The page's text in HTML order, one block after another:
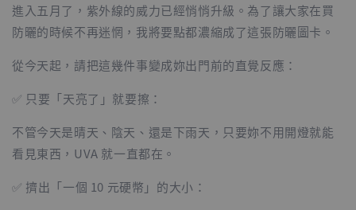
進入五月了，紫外線的威力已經悄悄升級。為了讓大家在買
防曬的時候不再迷惘，我將要點都濃縮成了這張防曬圖卡。
從今天起，請把這幾件事變成妳出門前的直覺反應：
✅ 只要「天亮了」就要擦：
不管今天是晴天、陰天、還是下雨天，只要妳不用開燈就能
看見東西，UVA 就一直都在。
✅ 擠出「一個 10 元硬幣」的大小：